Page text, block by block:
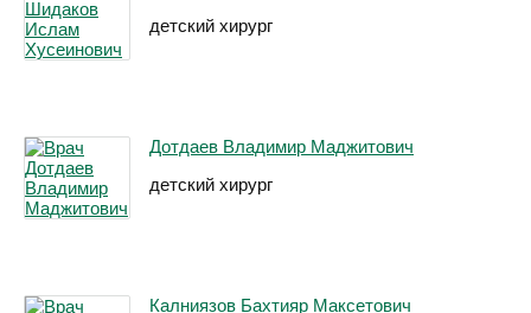
детский хирург
Дотдаев Владимир Маджитович
детский хирург
Калниязов Бахтияр Максетович